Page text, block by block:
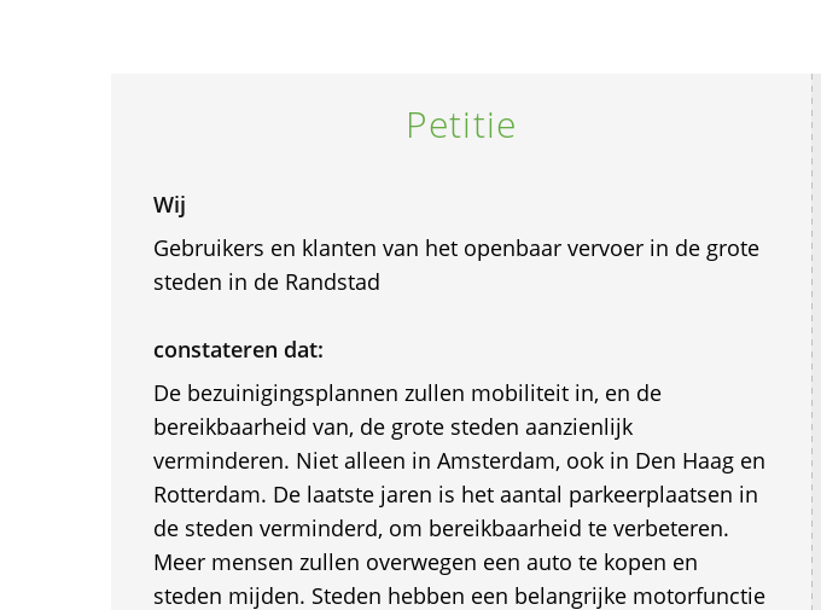
Petitie
Wij
Gebruikers en klanten van het openbaar vervoer in de grote
steden in de Randstad
constateren dat:
De bezuinigingsplannen zullen mobiliteit in, en de
bereikbaarheid van, de grote steden aanzienlijk
verminderen. Niet alleen in Amsterdam, ook in Den Haag en
Rotterdam. De laatste jaren is het aantal parkeerplaatsen in
de steden verminderd, om bereikbaarheid te verbeteren.
Meer mensen zullen overwegen een auto te kopen en
steden mijden. Steden hebben een belangrijke motorfunctie